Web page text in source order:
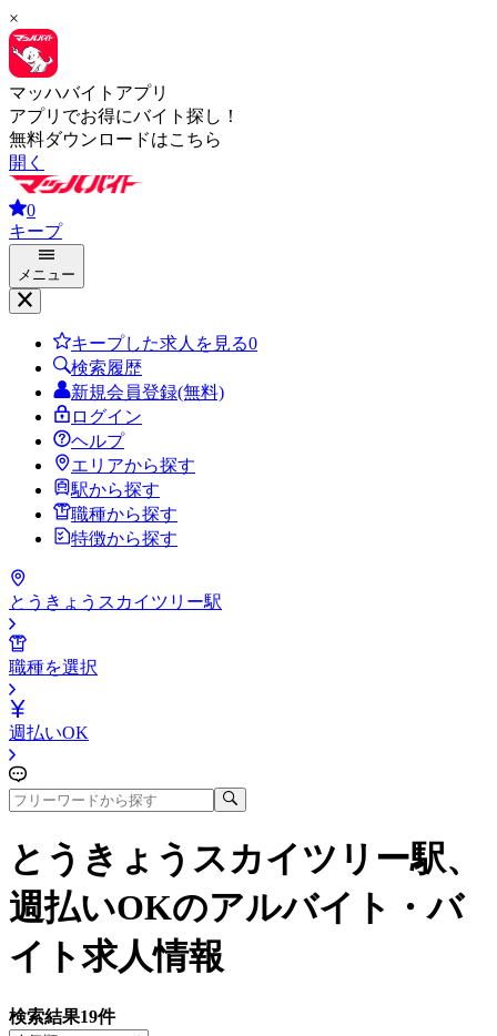
×
マッハバイトアプリ
アプリでお得にバイト探し！
無料ダウンロードはこちら
開く
0
キープ
メニュー
キープした求人を見る0
検索履歴
新規会員登録(無料)
ログイン
ヘルプ
エリアから探す
駅から探す
職種から探す
特徴から探す
とうきょうスカイツリー駅
職種を選択
週払いOK
とうきょうスカイツリー駅、
週払いOKのアルバイト・バ
イト求人情報
検索結果19件